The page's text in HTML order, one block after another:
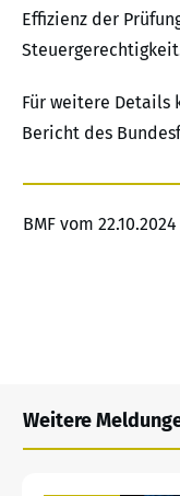
Effizienz der
Für weitere Details
Bericht des
BMF vom
Weitere